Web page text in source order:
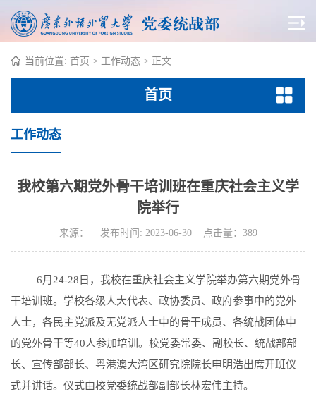
当前位置: 首页 > 工作动态 > 正文
首页
工作动态
我校第六期党外骨干培训班在重庆社会主义学
院举行
来源： 发布时间: 2023-06-30 点击量： 389
6月 24-28 日，我校在重庆社会主义学院举办第六期党外骨
干培训班。学校各级人大代表、政协委员、政府参事中的党外
人士，各民主党派及无党派人士中的骨干成员、各统战团体中
的党外骨干等40人参加培训。校党委常委、副校长、统战部部
长、宣传部部长、粤港澳大湾区研究院院长申明浩出席开班仪
式并讲话。仪式由校党委统战部副部长林宏伟主持。